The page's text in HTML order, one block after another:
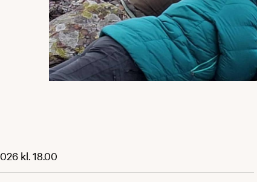
kl. 18.00